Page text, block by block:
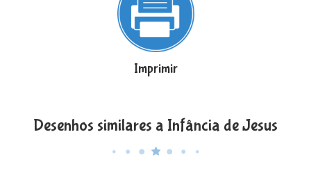
Imprimir
Desenhos similares a Infância de Jesus